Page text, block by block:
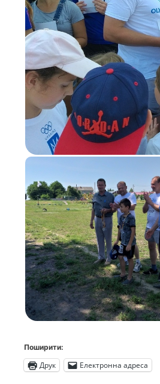
Поширити:
Друк Електронна адреса